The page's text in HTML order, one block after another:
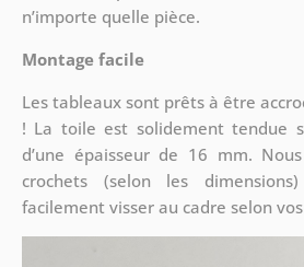
n’importe quelle pièce.
Montage facile
Les tableaux sont prêts à être
! La toile est solidement tendue
d’une épaisseur de 16 mm.
crochets (selon les
facilement visser au cadre selon